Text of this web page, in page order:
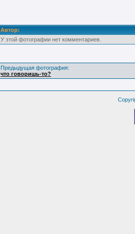
Автор:
У этой фотографии нет комментариев.
Предыдущая фотография:
что говоришь-то?